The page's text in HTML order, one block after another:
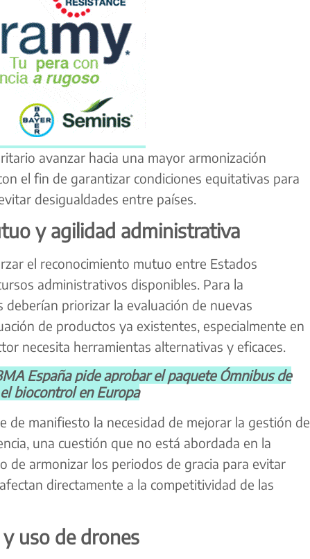
avanzar hacia una mayor armonización
el fin de garantizar condiciones equitativas para
desigualdades entre países.
y agilidad administrativa
el reconocimiento mutuo entre Estados
administrativos disponibles. Para la
deberían priorizar la evaluación de nuevas
de productos ya existentes, especialmente en
necesita herramientas alternativas y eficaces.
España pide aprobar el paquete Ómnibus de
biocontrol en Europa
de manifiesto la necesidad de mejorar la gestión de
una cuestión que no está abordada en la
de armonizar los periodos de gracia para evitar
directamente a la competitividad de las
uso de drones